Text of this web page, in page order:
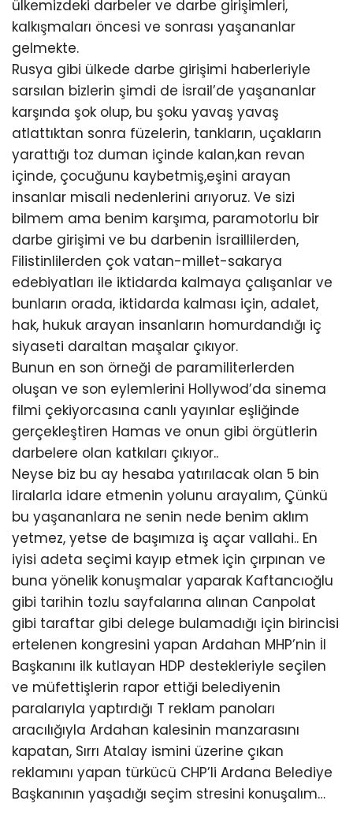
ülkemizdeki darbeler ve darbe girişimleri,
kalkışmaları öncesi ve sonrası yaşananlar
gelmekte.
Rusya gibi ülkede darbe girişimi haberleriyle
sarsılan bizlerin şimdi de İsrail’de yaşananlar
karşında şok olup, bu şoku yavaş yavaş
atlattıktan sonra füzelerin, tankların, uçakların
yarattığı toz duman içinde kalan,kan revan
içinde, çocuğunu kaybetmiş,eşini arayan
insanlar misali nedenlerini arıyoruz. Ve sizi
bilmem ama benim karşıma, paramotorlu bir
darbe girişimi ve bu darbenin İsraillilerden,
Filistinlilerden çok vatan-millet-sakarya
edebiyatları ile iktidarda kalmaya çalışanlar ve
bunların orada, iktidarda kalması için, adalet,
hak, hukuk arayan insanların homurdandığı iç
siyaseti daraltan maşalar çıkıyor.
Bunun en son örneği de paramiliterlerden
oluşan ve son eylemlerini Hollywod’da sinema
filmi çekiyorcasına canlı yayınlar eşliğinde
gerçekleştiren Hamas ve onun gibi örgütlerin
darbelere olan katkıları çıkıyor..
Neyse biz bu ay hesaba yatırılacak olan 5 bin
liralarla idare etmenin yolunu arayalım, Çünkü
bu yaşananlara ne senin nede benim aklım
yetmez, yetse de başımıza iş açar vallahi.. En
iyisi adeta seçimi kayıp etmek için çırpınan ve
buna yönelik konuşmalar yaparak Kaftancıoğlu
gibi tarihin tozlu sayfalarına alınan Canpolat
gibi taraftar gibi delege bulamadığı için birincisi
ertelenen kongresini yapan Ardahan MHP’nin İl
Başkanını ilk kutlayan HDP destekleriyle seçilen
ve müfettişlerin rapor ettiği belediyenin
paralarıyla yaptırdığı T reklam panoları
aracılığıyla Ardahan kalesinin manzarasını
kapatan, Sırrı Atalay ismini üzerine çıkan
reklamını yapan türkücü CHP’li Ardana Belediye
Başkanının yaşadığı seçim stresini konuşalım…